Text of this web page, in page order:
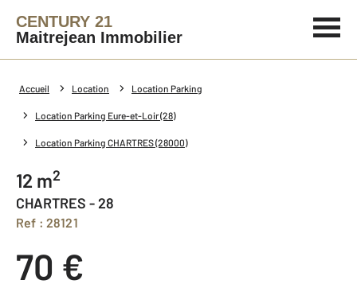
CENTURY 21
Maitrejean Immobilier
Accueil Location Location Parking
Location Parking Eure-et-Loir (28)
Location Parking CHARTRES (28000)
12 m2
CHARTRES - 28
Ref : 28121
70 €